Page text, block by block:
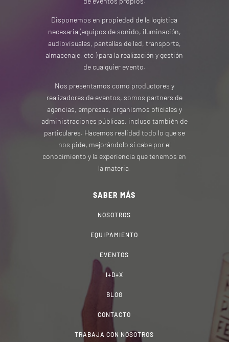
Disponemos en propiedad de la logística
necesaria (equipos de sonido, iluminación,
audiovisuales, pantallas de led, transporte,
almacenaje, etc.) para la realización y gestión
de cualquier evento.
Nos presentamos como productores y
realizadores de eventos, somos partners de
agencias, empresas, organismos oficiales y
administraciones públicas, incluso también de
particulares. Hacemos realidad todo lo que se
nos pide, mejorándolo si cabe por el
conocimiento y la experiencia que tenemos en
la materia.
SABER MÁS
NOSOTROS
EQUIPAMIENTO
EVENTOS
I+D+X
BLOG
CONTACTO
TRABAJA CON NOSOTROS